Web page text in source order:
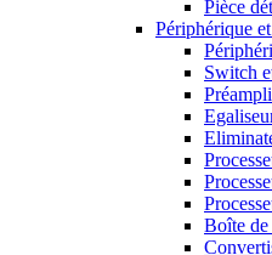
Pièce
Périphérique
Switch
Boîte